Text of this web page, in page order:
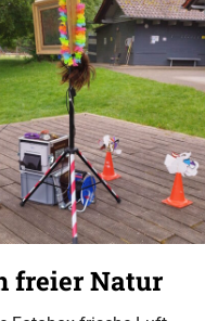
freier Natur